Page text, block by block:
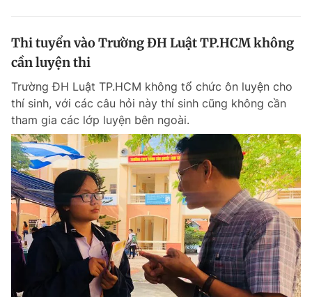
Thi tuyển vào Trường ĐH Luật TP.HCM không
cần luyện thi
Trường ĐH Luật TP.HCM không tổ chức ôn luyện cho
thí sinh, với các câu hỏi này thí sinh cũng không cần
tham gia các lớp luyện bên ngoài.